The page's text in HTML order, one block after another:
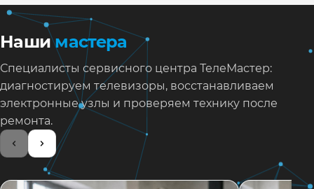
Нашимастера
Специалисты сервисного центра ТелеМастер:
диагностируем телевизоры, восстанавливаем
электронные узлы и проверяем технику после
ремонта.